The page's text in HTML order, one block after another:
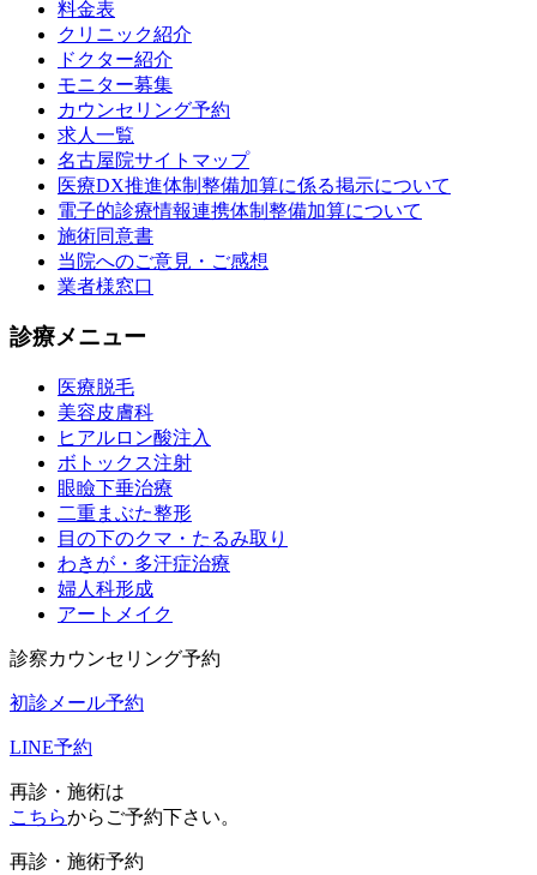
料金表
クリニック紹介
ドクター紹介
モニター募集
カウンセリング予約
求人一覧
名古屋院サイトマップ
医療DX推進体制整備加算に係る掲示について
電子的診療情報連携体制整備加算について
施術同意書
当院へのご意見・ご感想
業者様窓口
診療メニュー
医療脱毛
美容皮膚科
ヒアルロン酸注入
ボトックス注射
眼瞼下垂治療
二重まぶた整形
目の下のクマ・たるみ取り
わきが・多汗症治療
婦人科形成
アートメイク
診察カウンセリング予約
初診メール予約
LINE予約
再診・施術は
こちらからご予約下さい。
再診・施術予約